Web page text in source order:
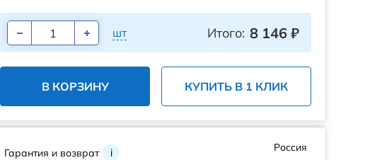
шт Итого: 8 146 ₽
В КОРЗИНУ КУПИТЬ В 1 КЛИК
Гарантия и возврат i Россия